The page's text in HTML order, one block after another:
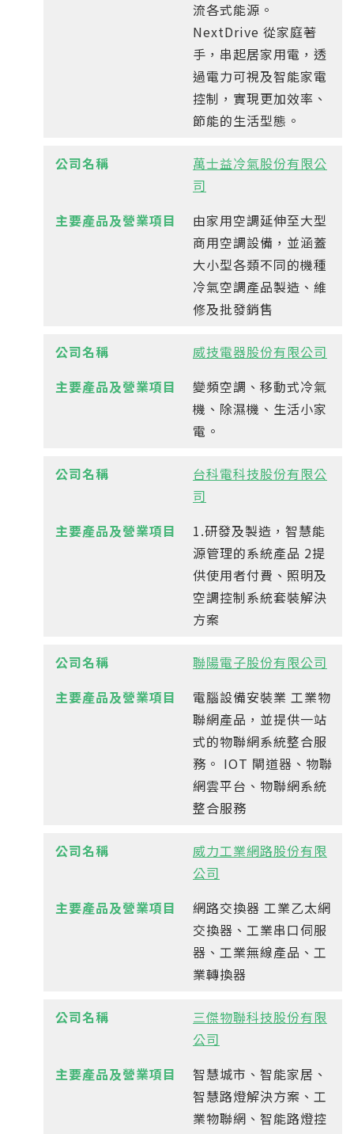
流各式能源。
NextDrive 從家庭著
手，串起居家用電，透
過電力可視及智能家電
控制，實現更加效率、
節能的生活型態。
萬士益冷氣股份有限公
司
由家用空調延伸至大型
商用空調設備，並涵蓋
大小型各類不同的機種
冷氣空調產品製造、維
修及批發銷售
威技電器股份有限公司
變頻空調、移動式冷氣
機、除濕機、生活小家
電。
台科電科技股份有限公
司
1.研發及製造，智慧能
源管理的系統產品 2提
供使用者付費、照明及
空調控制系統套裝解決
方案
聯陽電子股份有限公司
電腦設備安裝業 工業物
聯網產品，並提供一站
式的物聯網系統整合服
務。 IOT 閘道器、物聯
網雲平台、物聯網系統
整合服務
威力工業網路股份有限
公司
網路交換器 工業乙太網
交換器、工業串口伺服
器、工業無線產品、工
業轉換器
三傑物聯科技股份有限
公司
智慧城市、智能家居、
智慧路燈解決方案、工
業物聯網、智能路燈控